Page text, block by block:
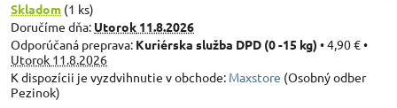
Skladom (1 ks)
Doručíme dňa: Utorok 11.8.2026
Kuriérska služba DPD (0 -15 kg) •4,90 €•
Utorok 11.8.2026
Maxstore (Osobný odber
Pezinok)